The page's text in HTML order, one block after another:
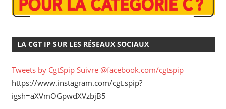
LA CGT IP SUR LES RÉSEAUX SOCIAUX
Tweets by CgtSpip Suivre @facebook.com/cgtspip
https://www.instagram.com/cgt.spip?
igsh=aXVmOGpwdXVzbjB5